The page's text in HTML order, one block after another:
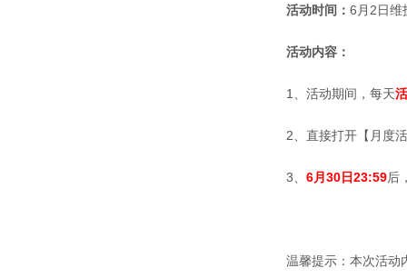
活动时间： 6月2日维
活动内容：
1、活动期间，每天
2、直接打开【月度
3、 6月30日23:59后
温馨提示：本次活动